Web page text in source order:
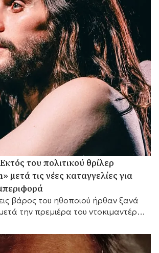
του πολιτικού θρίλερ
τις νέες καταγγελίες για
βάρος του ηθοποιού ήρθαν ξανά
την πρεμιέρα του ντοκιμαντέρ